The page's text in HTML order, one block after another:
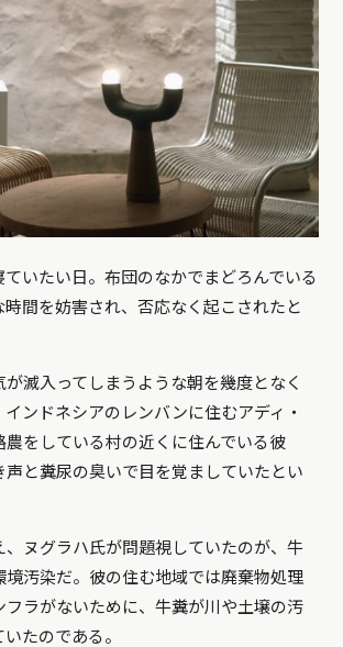
いたい日。布団のなかでまどろんでいる
時間を妨害され、否応なく起こされたと
滅入ってしまうような朝を幾度となく
ンドネシアのレンバンに住むアディ・
農をしている村の近くに住んでいる彼
声と糞尿の臭いで目を覚ましていたとい
、ヌグラハ氏が問題視していたのが、牛
境汚染だ。彼の住む地域では廃棄物処理
フラがないために、牛糞が川や土壌の汚
たのである。